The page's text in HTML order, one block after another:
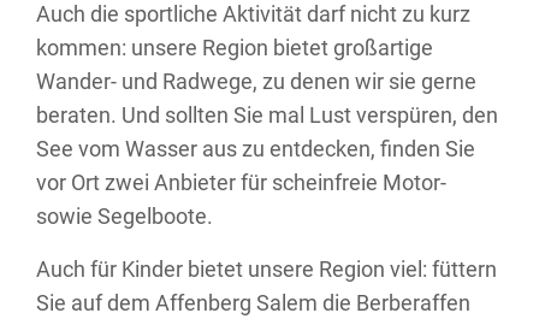
Auch die sportliche Aktivität darf nicht zu kurz
kommen: unsere Region bietet großartige
Wander- und Radwege, zu denen wir sie gerne
beraten. Und sollten Sie mal Lust verspüren, den
See vom Wasser aus zu entdecken, finden Sie
vor Ort zwei Anbieter für scheinfreie Motor-
sowie Segelboote.
Auch für Kinder bietet unsere Region viel: füttern
Sie auf dem Affenberg Salem die Berberaffen